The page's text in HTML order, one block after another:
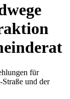
für
und der